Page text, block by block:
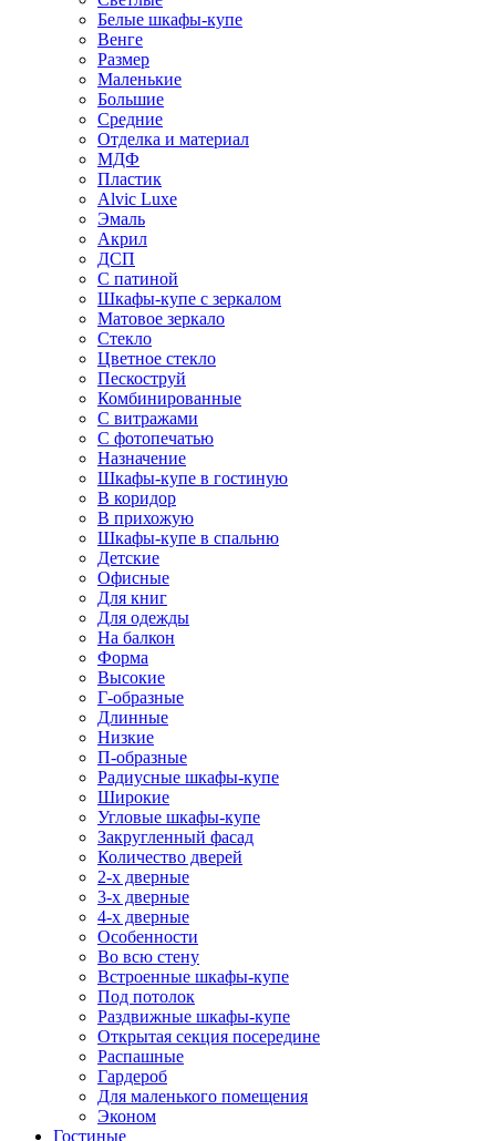
Белые шкафы-купе
Венге
Размер
Маленькие
Большие
Средние
Отделка и материал
МДФ
Пластик
Alvic Luxe
Эмаль
Акрил
ДСП
С патиной
Шкафы-купе с зеркалом
Матовое зеркало
Стекло
Цветное стекло
Пескоструй
Комбинированные
С витражами
С фотопечатью
Назначение
Шкафы-купе в гостиную
В коридор
В прихожую
Шкафы-купе в спальню
Детские
Офисные
Для книг
Для одежды
На балкон
Форма
Высокие
Г-образные
Длинные
Низкие
П-образные
Радиусные шкафы-купе
Широкие
Угловые шкафы-купе
Закругленный фасад
Количество дверей
2-х дверные
3-х дверные
4-х дверные
Особенности
Во всю стену
Встроенные шкафы-купе
Под потолок
Раздвижные шкафы-купе
Открытая секция посередине
Распашные
Гардероб
Для маленького помещения
Эконом
Гостиные